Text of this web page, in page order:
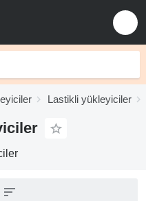
Lastikli yükleyiciler